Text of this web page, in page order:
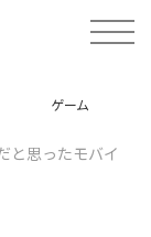
t
o
v
ゲーム
と思ったモバイ